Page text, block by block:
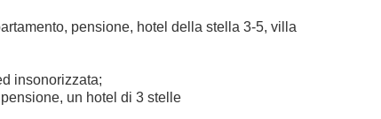
pensione, hotel della stella 3-5, villa
insonorizzata;
un hotel di 3 stelle